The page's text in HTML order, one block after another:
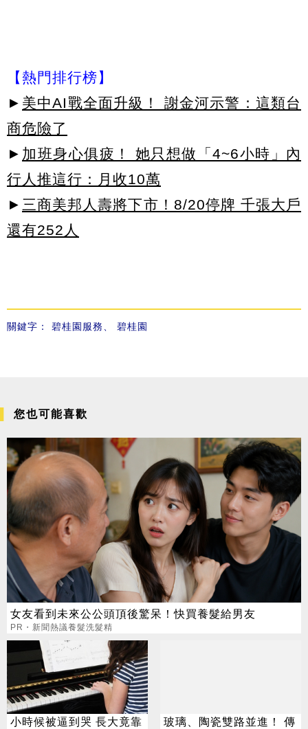
【熱門排行榜】
► 美中AI戰全面升級！ 謝金河示警：這類台
商危險了
► 加班身心俱疲！ 她只想做「4~6小時」內
行人推這行：月收10萬
► 三商美邦人壽將下市！8/20停牌 千張大戶
還有252人
關鍵字： 碧桂園服務 碧桂園
您也可能喜歡
女友看到未來公公頭頂後驚呆！快買養髮給男友
PR・新聞熱議養髮洗髮精
小時候被逼到哭 長大竟靠
玻璃、陶瓷雙路並進！ 傳